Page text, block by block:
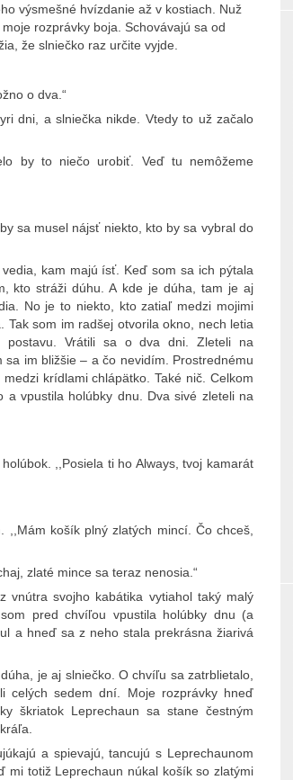
výsmešné hvízdanie až v kostiach. Nuž
rozprávky boja. Schovávajú sa od
že slniečko raz určite vyjde.
o dva.“
dni, a slniečka nikde. Vtedy to už začalo
by to niečo urobiť. Veď tu nemôžeme
sa musel nájsť niekto, kto by sa vybral do
kam majú ísť. Keď som sa ich pýtala
kto stráži dúhu. A kde je dúha, tam je aj
No je to niekto, kto zatiaľ medzi mojimi
Tak som im radšej otvorila okno, nech letia
postavu. Vrátili sa o dva dni. Zleteli na
im bližšie – a čo nevidím. Prostrednému
krídlami chlápätko. Také nič. Celkom
a vpustila holúbky dnu. Dva sivé zleteli na
,,Posiela ti ho Always, tvoj kamarát
košík plný zlatých mincí. Čo chceš,
zlaté mince sa teraz nenosia.“
svojho kabátika vytiahol taký malý
pred chvíľou vpustila holúbky dnu (a
a hneď sa z neho stala prekrásna žiarivá
je aj slniečko. O chvíľu sa zatrblietalo,
celých sedem dní. Moje rozprávky hneď
škriatok Leprechaun sa stane čestným
a spievajú, tancujú s Leprechaunom
mi totiž Leprechaun núkal košík so zlatými